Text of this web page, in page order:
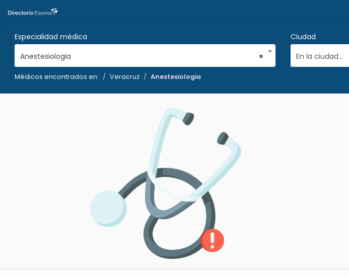
Especialidad médica
×
Anestesiologia
Ciudad
En la ciudad...
Médicos encontrados en: Veracruz Anestesiologia